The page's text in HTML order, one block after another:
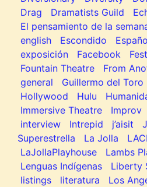
Drag
Dramatists Guild
El pensamiento de la
english
Escondido
exposición
Facebook
Fountain Theatre
From
general
Guillermo del Toro
Hollywood
Hulu
Immersive Theatre
Improv
interview
Intrepid j’aisit
Superestrella
La Jolla
LaJollaPlayhouse
Lambs
Lenguas Indígenas
Liberty
listings
literatura Los